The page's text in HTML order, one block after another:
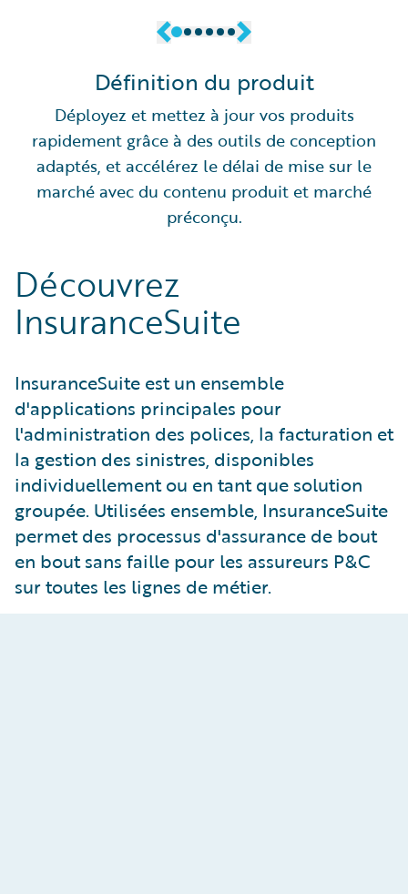
Définition du produit
Déployez et mettez à jour vos produits
rapidement grâce à des outils de conception
adaptés, et accélérez le délai de mise sur le
marché avec du contenu produit et marché
préconçu.
Découvrez
InsuranceSuite
InsuranceSuite est un ensemble
d'applications principales pour
l'administration des polices, la facturation et
la gestion des sinistres, disponibles
individuellement ou en tant que solution
groupée. Utilisées ensemble, InsuranceSuite
permet des processus d'assurance de bout
en bout sans faille pour les assureurs P&C
sur toutes les lignes de métier.